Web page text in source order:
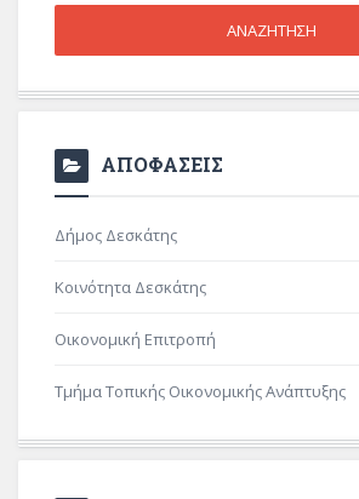
ΑΠΟΦΑΣΕΙΣ
Δήμος Δεσκάτης
Κοινότητα Δεσκάτης
Οικονομική Επιτροπή
Τμήμα Τοπικής Οικονομικής Ανάπτυξης